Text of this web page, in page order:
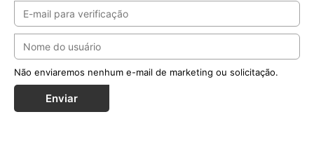
Não enviaremos nenhum e-mail de marketing ou solicitação.
Enviar